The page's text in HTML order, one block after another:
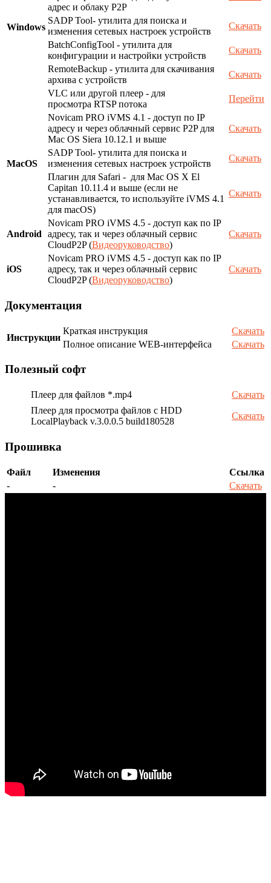
Windows
адрес и облаку P2P
SADP Tool- утилита для поиска и
изменения сетевых настроек устройств
Скачать
BatchConfigTool - утилита для
конфигурации и настройки устройств
Скачать
RemoteBackup - утилита для скачивания
архива с устройств
Скачать
VLC или другой плеер - для
просмотра RTSP потока
Перейти
MacOS
Novicam PRO iVMS 4.1 - доступ по IP
адресу и через облачный сервис P2P для
Mac OS Siera 10.12.1 и выше
Скачать
SADP Tool- утилита для поиска и
изменения сетевых настроек устройств
Скачать
Плагин для Safari - для Mac OS X El
Capitan 10.11.4 и выше (если не
устанавливается, то используйте iVMS 4.1
для macOS)
Скачать
Android
Novicam PRO iVMS 4.5 - доступ как по IP
адресу, так и через облачный сервис
CloudP2P (Видеоруководство)
Скачать
iOS
Novicam PRO iVMS 4.5 - доступ как по IP
адресу, так и через облачный сервис
CloudP2P (Видеоруководство)
Скачать
Документация
Инструкции
Краткая инструкция
Скачать
Полное описание WEB-интерфейса
Скачать
Полезный софт
Плеер для файлов *.mp4
Скачать
Плеер для просмотра файлов с HDD
LocalPlayback v.3.0.0.5 build180528
Скачать
Прошивка
Файл Изменения
Ссылка
-
- Скачать